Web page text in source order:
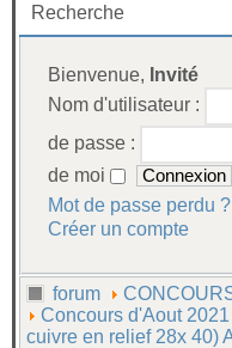
Recherche
Bienvenue, Invité
Nom d'utilisateur :
de passe :
de moi
Mot de passe perdu ?
Créer un compte
forum
Concours d'Aout 2021
cuivre en relief 28x 40)